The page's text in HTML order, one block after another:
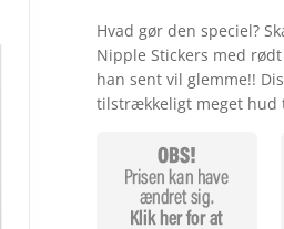
ud af 5
baseret på
kundebedøm
melser
Hvad gør den speciel?
Nipple Stickers med
han sent vil glemme!!
tilstrækkeligt meget hud